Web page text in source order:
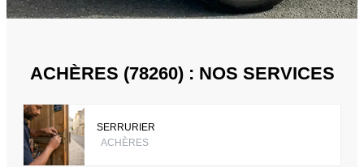
ACHÈRES (78260) : NOS SERVICES
SERRURIER
ACHÈRES